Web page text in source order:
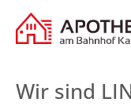
Wir sind